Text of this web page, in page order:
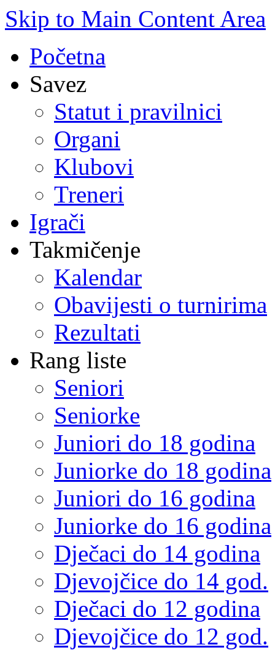
Skip to Main Content Area
Početna
Savez
Statut i pravilnici
Organi
Klubovi
Treneri
Igrači
Takmičenje
Kalendar
Obavijesti o turnirima
Rezultati
Rang liste
Seniori
Seniorke
Juniori do 18 godina
Juniorke do 18 godina
Juniori do 16 godina
Juniorke do 16 godina
Dječaci do 14 godina
Djevojčice do 14 god.
Dječaci do 12 godina
Djevojčice do 12 god.